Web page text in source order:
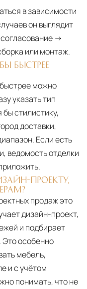
в зависимости
он выглядит
→
или монтаж.
БЫСТРЕЕ
можно
указать тип
стилистику,
доставки,
Если есть
ведомость отделки
ПРОЕКТУ,
продаж это
дизайн-проект,
и подбирает
особенно
мебель,
и с учётом
понимать, что не